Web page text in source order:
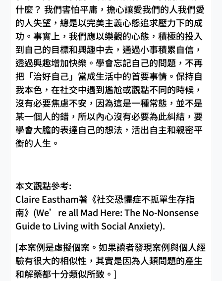
什麼？ 我們害怕平庸，擔心讓愛我們的人我們愛
的人失望，總是以完美主義心態追求壓力下的成
功。事實上，我們應以樂觀的心態，積極的投入
到自己的目標和興趣中去，通過小事積累自信，
透過興趣增加快樂。學會忘記自己的問題，不再
把「治好自己」當成生活中的首要事情。保持自
我本色，在社交中遇到尷尬或觀點不同的時候，
沒有必要焦慮不安，因為這是一種常態，並不是
某一個人的錯，所以內心沒有必要為此糾結，要
學會大膽的表達自己的想法，活出自主和親密平
衡的人生。
本文觀點參考:
Claire Eastham著《社交恐懼症不孤單生存指
南》(We’re all Mad Here: The No-Nonsense
Guide to Living with Social Anxiety).
[本案例是虛擬個案。如果讀者發現案例與個人經
驗有很大的相似性，其實是因為人類問題的產生
和解藥都十分類似所致。]